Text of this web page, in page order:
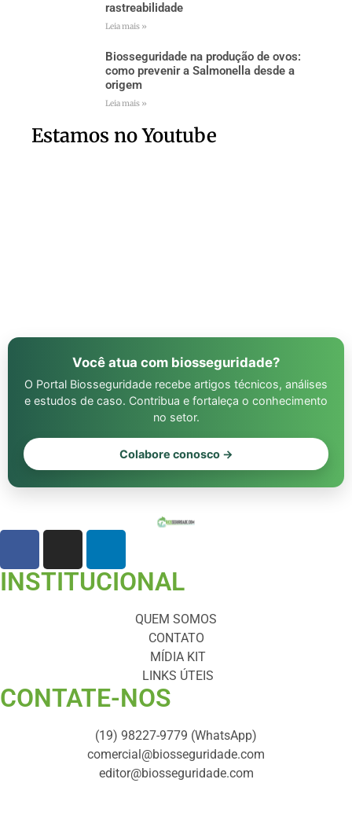
rastreabilidade
Leia mais »
Biosseguridade na produção de ovos:
como prevenir a Salmonella desde a
origem
Leia mais »
Estamos no Youtube
Você atua com biosseguridade?
O Portal Biosseguridade recebe artigos técnicos, análises
e estudos de caso. Contribua e fortaleça o conhecimento
no setor.
Colabore conosco →
INSTITUCIONAL
QUEM SOMOS
CONTATO
MÍDIA KIT
LINKS ÚTEIS
CONTATE-NOS ​
(19) 98227-9779 (WhatsApp)
comercial@biosseguridade.com
editor@biosseguridade.com